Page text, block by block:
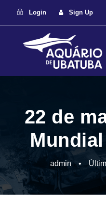
Login Sign Up
22 de
admin •